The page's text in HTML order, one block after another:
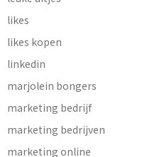
likes
likes kopen
linkedin
marjolein bongers
marketing bedrijf
marketing bedrijven
marketing online